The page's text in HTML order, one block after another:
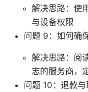
解决思路：使
与设备权限
问题 9：如何确
解决思路：阅
志的服务商，
问题 10：退款与